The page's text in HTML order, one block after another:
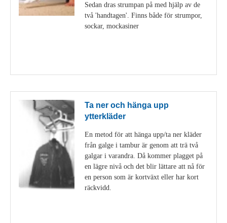
Sedan dras strumpan på med hjälp av de
två 'handtagen'. Finns både för strumpor,
sockar, mockasiner
Ta ner och hänga upp
ytterkläder
En metod för att hänga upp/ta ner kläder
från galge i tambur är genom att trä två
galgar i varandra. Då kommer plagget på
en lägre nivå och det blir lättare att nå för
en person som är kortväxt eller har kort
räckvidd.